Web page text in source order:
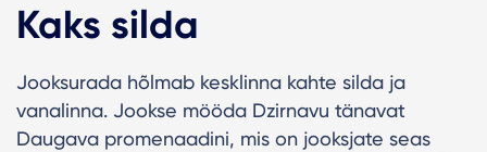
Kaks silda
Jooksurada hõlmab kesklinna kahte silda ja
vanalinna. Jookse mööda Dzirnavu tänavat
Daugava promenaadini, mis on jooksjate seas